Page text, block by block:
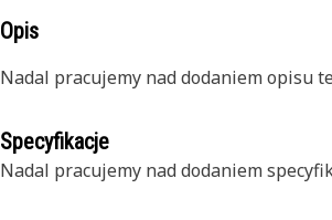
Opis
Nadal pracujemy nad dodaniem opisu
Specyfikacje
Nadal pracujemy nad dodaniem